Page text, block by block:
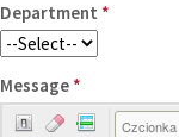
Department *
Message *
Czcionka